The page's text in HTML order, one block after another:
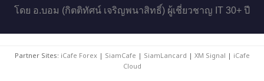
โดย อ.บอม (กิตติทัศน์ เจริญพนาสิทธิ์) ผู้เชี่ยวชาญ IT 30+ ปี
Partner Sites: iCafe Forex| SiamCafe | SiamLancard | XM Signal | iCafe
Cloud